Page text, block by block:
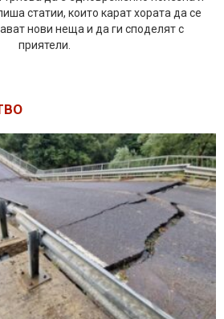
статии, които карат хората да се
нови неща и да ги споделят с
приятели.